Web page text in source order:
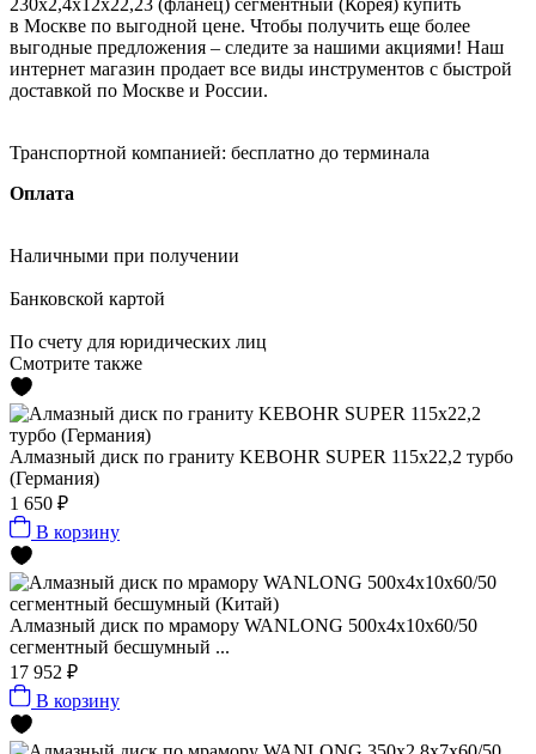
в Москве по выгодной цене. Чтобы получить еще более
выгодные предложения – следите за нашими акциями! Наш
интернет магазин продает все виды инструментов с быстрой
доставкой по Москве и России.
Транспортной компанией: бесплатно до терминала
Оплата
Наличными при получении
Банковской картой
По счету для юридических лиц
Смотрите также
Алмазный диск по граниту KEBOHR SUPER 115x22,2 турбо
(Германия)
1 650 ₽
В корзину
Алмазный диск по мрамору WANLONG 500х4х10х60/50
сегментный бесшумный ...
17 952 ₽
В корзину